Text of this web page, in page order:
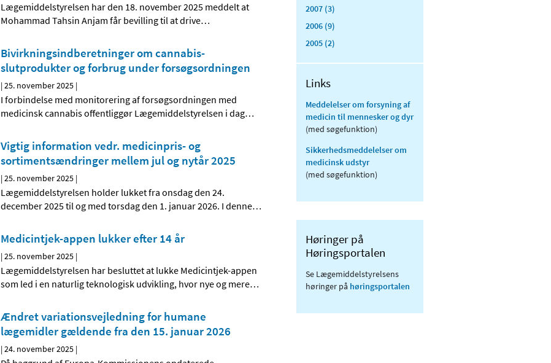
Lægemiddelstyrelsen har den 18. november 2025 meddelt at
Mohammad Tahsin Anjam får bevilling til at drive…
Bivirkningsindberetninger om cannabis-
slutprodukter og forbrug under forsøgsordningen
|25. november 2025 |
I forbindelse med monitorering af forsøgsordningen med
medicinsk cannabis offentliggør Lægemiddelstyrelsen i dag…
Vigtig information vedr. medicinpris- og
sortimentsændringer mellem jul og nytår 2025
|25. november 2025 |
Lægemiddelstyrelsen holder lukket fra onsdag den 24.
december 2025 til og med torsdag den 1. januar 2026. I denne…
Medicintjek-appen lukker efter 14 år
|25. november 2025 |
Lægemiddelstyrelsen har besluttet at lukke Medicintjek-appen
som led i en naturlig teknologisk udvikling, hvor nye og mere…
Ændret variationsvejledning for humane
lægemidler gældende fra den 15. januar 2026
|24. november 2025 |
2007 (3)
2006 (9)
2005 (2)
Links
Meddelelser om forsyning af
medicin til mennesker og dyr
(med søgefunktion)
Sikkerhedsmeddelelser om
medicinsk udstyr
(med søgefunktion)
Høringer på
Høringsportalen
Se Lægemiddelstyrelsens
høringer på høringsportalen